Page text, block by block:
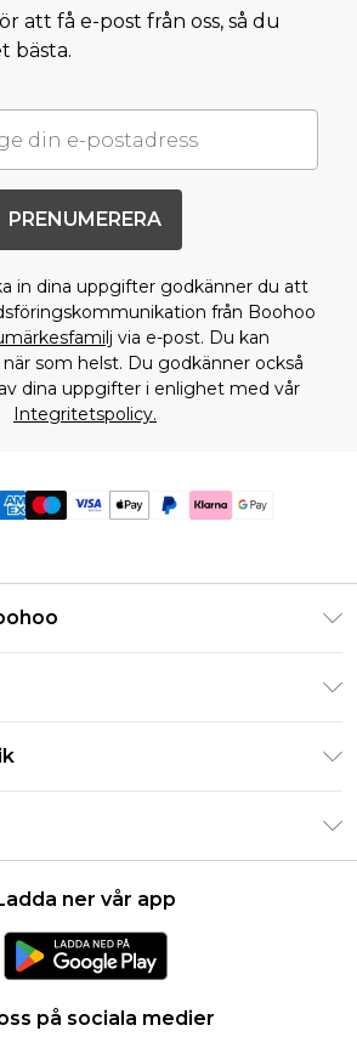
att få e-post från oss, så du
bästa.
PRENUMERERA
in dina uppgifter godkänner du att
från Boohoo
via e-post. Du kan
som helst. Du godkänner också
dina uppgifter i enlighet med vår
Integritetspolicy.
ner vår app
på sociala medier